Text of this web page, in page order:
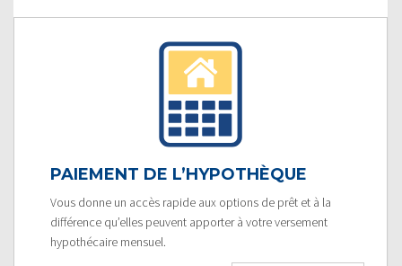
PAIEMENT DE L’HYPOTHÈQUE
Vous donne un accès rapide aux options de prêt et à la
différence qu’elles peuvent apporter à votre versement
hypothécaire mensuel.